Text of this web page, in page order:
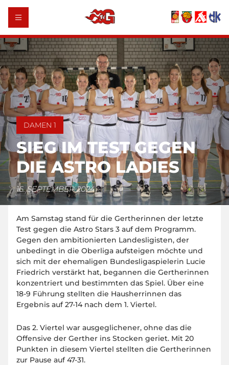
DAMEN 1
SIEG IM TEST GEGEN
DIE ASTRO LADIES
16. SEPTEMBER 2024
Am Samstag stand für die Gertherinnen der letzte
Test gegen die Astro Stars 3 auf dem Programm.
Gegen den ambitionierten Landesligisten, der
unbedingt in die Oberliga aufsteigen möchte und
sich mit der ehemaligen Bundesligaspielerin Lucie
Friedrich verstärkt hat, begannen die Gertherinnen
konzentriert und bestimmten das Spiel. Über eine
18-9 Führung stellten die Hausherrinnen das
Ergebnis auf 27-14 nach dem 1. Viertel.
Das 2. Viertel war ausgeglichener, ohne das die
Offensive der Gerther ins Stocken geriet. Mit 20
Punkten in diesem Viertel stellten die Gertherinnen
zur Pause auf 47-31.